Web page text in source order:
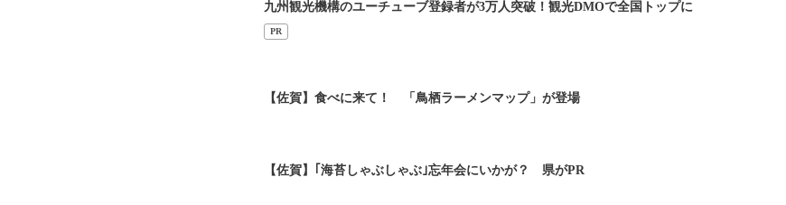
九州観光機構のユーチューブ登録者が3万人突破！観光DMOで全国トップに
PR
【佐賀】食べに来て！ 「鳥栖ラーメンマップ」が登場
【佐賀】｢海苔しゃぶしゃぶ｣忘年会にいかが？ 県がPR